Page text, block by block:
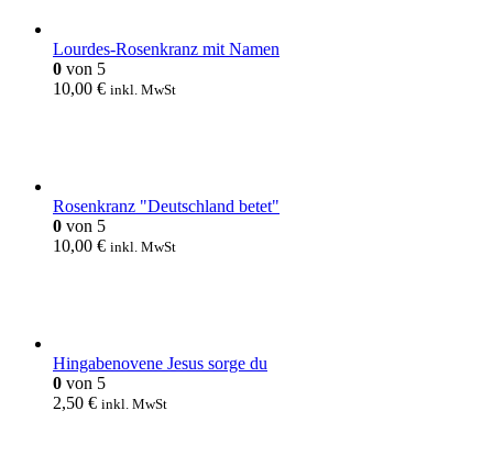
Lourdes-Rosenkranz mit Namen
0 von 5
10,00 € inkl. MwSt
Rosenkranz "Deutschland betet"
0 von 5
10,00 € inkl. MwSt
Hingabenovene Jesus sorge du
0 von 5
2,50 € inkl. MwSt